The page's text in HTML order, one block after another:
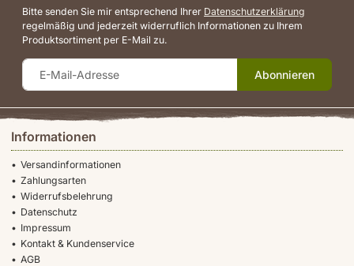
Informationen
Versandinformationen
Zahlungsarten
Widerrufsbelehrung
Datenschutz
Impressum
Kontakt & Kundenservice
AGB
Bitte senden Sie mir entsprechend Ihrer Datenschutzerklärung
regelmäßig und jederzeit widerruflich Informationen zu Ihrem
Produktsortiment per E-Mail zu.
Abonnieren